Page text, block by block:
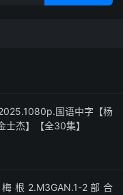
国语中字【杨
杰】【全30集】
根2.M3GAN.1-2部合